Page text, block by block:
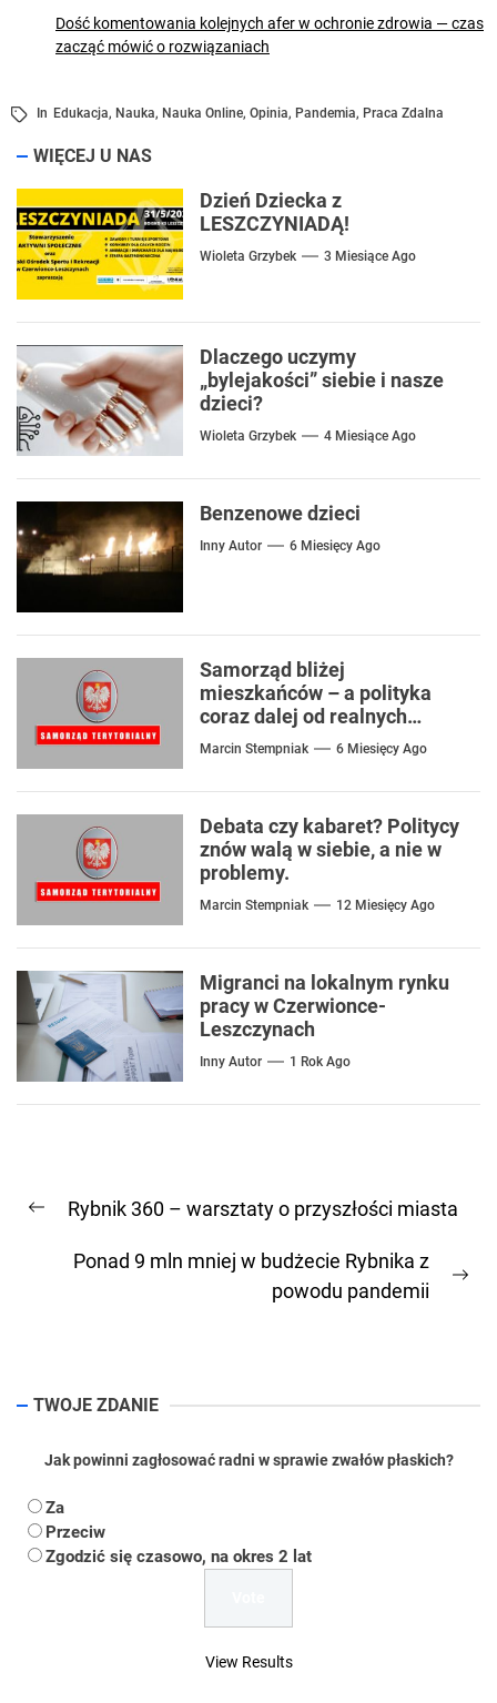
Dość komentowania kolejnych afer w ochronie zdrowia — czas
zacząć mówić o rozwiązaniach
In Edukacja, Nauka, Nauka Online, Opinia, Pandemia, Praca Zdalna
WIĘCEJ U NAS
Dzień Dziecka z
LESZCZYNIADĄ!
Wioleta Grzybek 3 Miesiące Ago
Dlaczego uczymy
„bylejakości” siebie i nasze
dzieci?
Wioleta Grzybek 4 Miesiące Ago
Benzenowe dzieci
Inny Autor 6 Miesięcy Ago
Samorząd bliżej
mieszkańców – a polityka
coraz dalej od realnych
problemów
Marcin Stempniak 6 Miesięcy Ago
Debata czy kabaret? Politycy
znów walą w siebie, a nie w
problemy.
Marcin Stempniak 12 Miesięcy Ago
Migranci na lokalnym rynku
pracy w Czerwionce-
Leszczynach
Inny Autor 1 Rok Ago
wpisu
Previous
Rybnik 360 – warsztaty o przyszłości miasta
Ponad 9 mln mniej w budżecie Rybnika z
powodu pandemii
TWOJE ZDANIE
Jak powinni zagłosować radni w sprawie zwałów płaskich?
Za
Przeciw
Zgodzić się czasowo, na okres 2 lat
View Results